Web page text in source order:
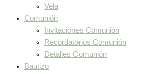
Vela
Comunión
Invitaciones Comunión
Recordatorios Comunión
Detalles Comunión
Bautizo